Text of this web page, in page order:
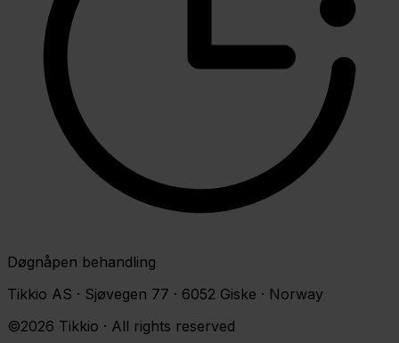
Døgnåpen behandling
Tikkio AS · Sjøvegen 77 · 6052 Giske · Norway
©2026 Tikkio · All rights reserved